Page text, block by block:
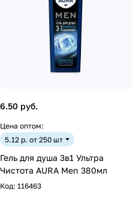
6.50 руб.
Цена оптом:
5.12 р. от 250 шт
Гель для душа 3в1 Ультра
Чистота AURA Men 380мл
Код: 116463